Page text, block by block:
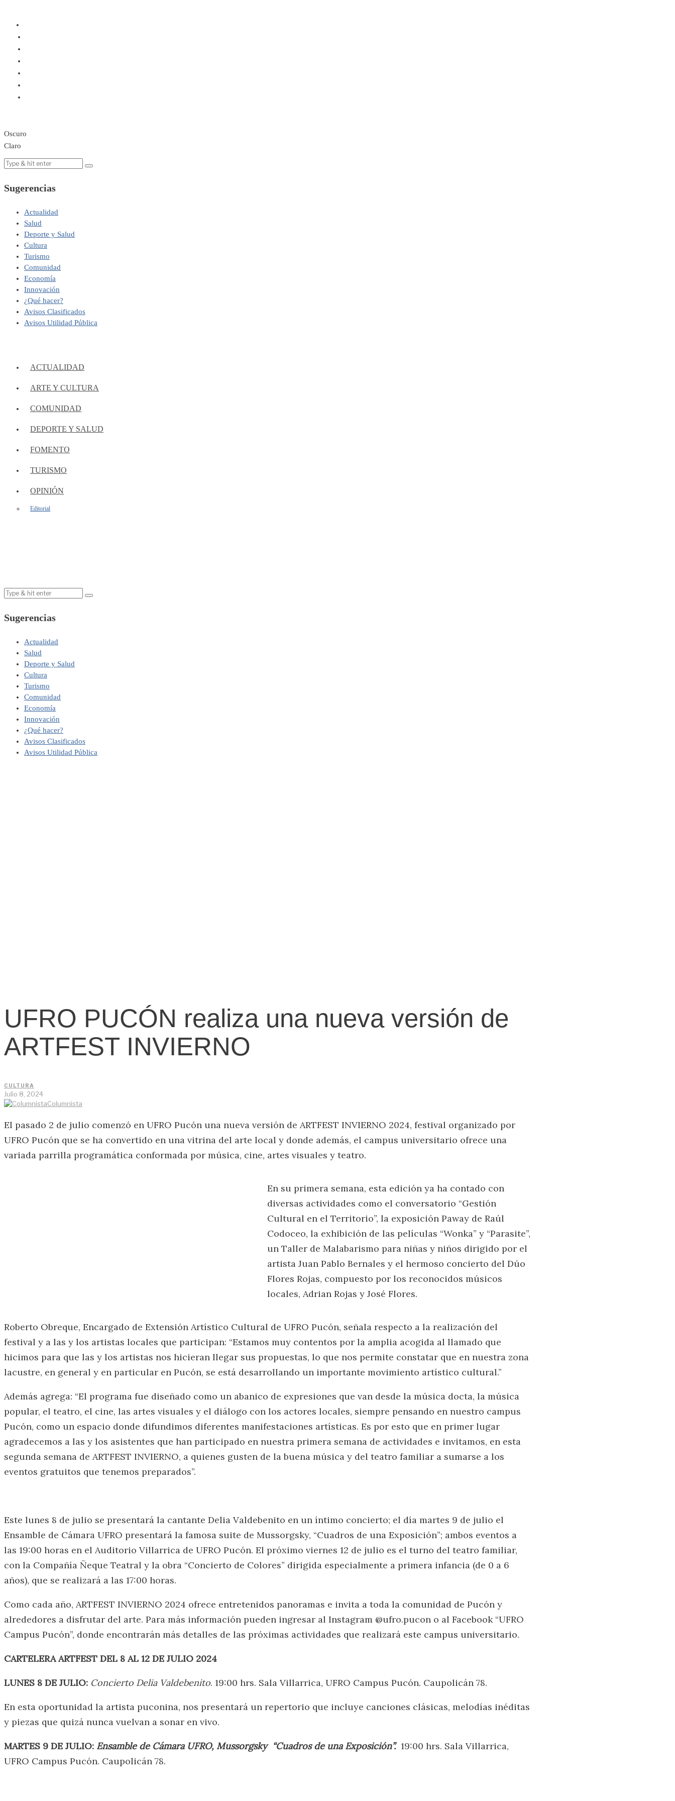
Oscuro
Claro
Sugerencias
Actualidad
Salud
Deporte y Salud
Cultura
Turismo
Comunidad
Economía
Innovación
¿Qué hacer?
Avisos Clasificados
Avisos Utilidad Pública
ACTUALIDAD
ARTE Y CULTURA
COMUNIDAD
DEPORTE Y SALUD
FOMENTO
TURISMO
OPINIÓN
Editorial
Sugerencias
Actualidad
Salud
Deporte y Salud
Cultura
Turismo
Comunidad
Economía
Innovación
¿Qué hacer?
Avisos Clasificados
Avisos Utilidad Pública
UFRO PUCÓN realiza una nueva versión de
ARTFEST INVIERNO
CULTURA
Julio 8, 2024
Columnista
El pasado 2 de julio comenzó en UFRO Pucón una nueva versión de ARTFEST INVIERNO 2024, festival organizado por
UFRO Pucón que se ha convertido en una vitrina del arte local y donde además, el campus universitario ofrece una
variada parrilla programática conformada por música, cine, artes visuales y teatro.
En su primera semana, esta edición ya ha contado con
diversas actividades como el conversatorio “Gestión
Cultural en el Territorio”, la exposición Paway de Raúl
Codoceo, la exhibición de las películas “Wonka” y “Parasite”,
un Taller de Malabarismo para niñas y niños dirigido por el
artista Juan Pablo Bernales y el hermoso concierto del Dúo
Flores Rojas, compuesto por los reconocidos músicos
locales, Adrian Rojas y José Flores.
Roberto Obreque, Encargado de Extensión Artístico Cultural de UFRO Pucón, señala respecto a la realización del
festival y a las y los artistas locales que participan: “Estamos muy contentos por la amplia acogida al llamado que
hicimos para que las y los artistas nos hicieran llegar sus propuestas, lo que nos permite constatar que en nuestra zona
lacustre, en general y en particular en Pucón, se está desarrollando un importante movimiento artístico cultural.”
Además agrega: “El programa fue diseñado como un abanico de expresiones que van desde la música docta, la música
popular, el teatro, el cine, las artes visuales y el diálogo con los actores locales, siempre pensando en nuestro campus
Pucón, como un espacio donde difundimos diferentes manifestaciones artísticas. Es por esto que en primer lugar
agradecemos a las y los asistentes que han participado en nuestra primera semana de actividades e invitamos, en esta
segunda semana de ARTFEST INVIERNO, a quienes gusten de la buena música y del teatro familiar a sumarse a los
eventos gratuitos que tenemos preparados”.
Este lunes 8 de julio se presentará la cantante Delia Valdebenito en un íntimo concierto; el día martes 9 de julio el
Ensamble de Cámara UFRO presentará la famosa suite de Mussorgsky, “Cuadros de una Exposición”; ambos eventos a
las 19:00 horas en el Auditorio Villarrica de UFRO Pucón. El próximo viernes 12 de julio es el turno del teatro familiar,
con la Compañía Ñeque Teatral y la obra “Concierto de Colores” dirigida especialmente a primera infancia (de 0 a 6
años), que se realizará a las 17:00 horas.
Como cada año, ARTFEST INVIERNO 2024 ofrece entretenidos panoramas e invita a toda la comunidad de Pucón y
alrededores a disfrutar del arte. Para más información pueden ingresar al Instagram @ufro.pucon o al Facebook “UFRO
Campus Pucón”, donde encontrarán más detalles de las próximas actividades que realizará este campus universitario.
CARTELERA ARTFEST DEL 8 AL 12 DE JULIO 2024
LUNES 8 DE JULIO: Concierto Delia Valdebenito. 19:00 hrs. Sala Villarrica, UFRO Campus Pucón. Caupolicán 78.
En esta oportunidad la artista puconina, nos presentará un repertorio que incluye canciones clásicas, melodías inéditas
y piezas que quizá nunca vuelvan a sonar en vivo.
MARTES 9 DE JULIO: Ensamble de Cámara UFRO, Mussorgsky “Cuadros de una Exposición”. 19:00 hrs. Sala Villarrica,
UFRO Campus Pucón. Caupolicán 78.